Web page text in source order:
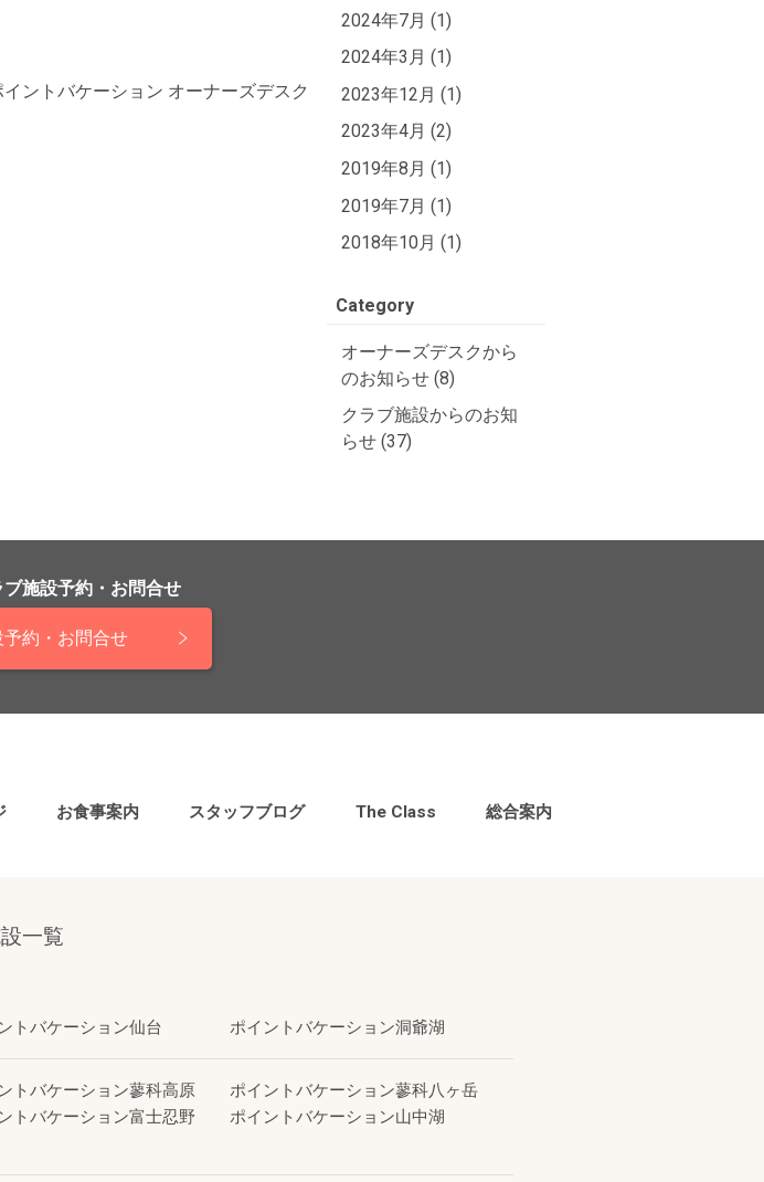
イントバケーション オーナーズデスク
2024年7月 (1)
2024年3月 (1)
2023年12月 (1)
2023年4月 (2)
2019年8月 (1)
2019年7月 (1)
2018年10月 (1)
Category
オーナーズデスクから
のお知らせ (8)
クラブ施設からのお知
らせ (37)
ブ施設予約・お問合せ
予約・お問合せ
お食事案内 スタッフブログ The Class 総合案内
一覧
トバケーション仙台 ポイントバケーション洞爺湖
トバケーション蓼科高原
ポイントバケーション蓼科八ヶ岳
トバケーション富士忍野
ポイントバケーション山中湖